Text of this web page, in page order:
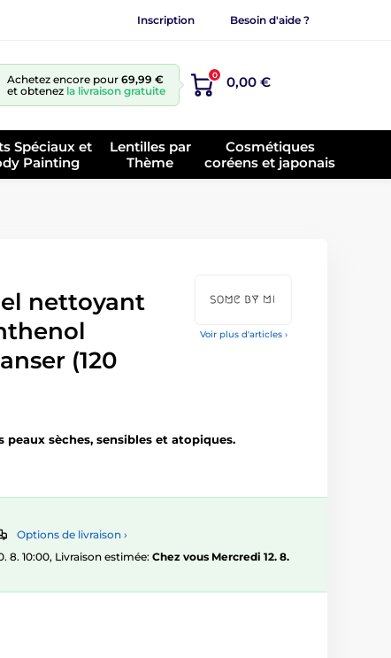
Inscription Besoin d'aide ?
Achetez encore pour 69,99 €
et obtenez la livraison gratuite
0 0,00 €
Spéciaux et
Painting
Lentilles par
Thème
Cosmétiques
coréens et japonais
Voir plus d'articles ›
nettoyant
(120
sèches, sensibles et atopiques.
Options de livraison ›
8. 10:00, Livraison estimée: Chez vous Mercredi 12. 8.